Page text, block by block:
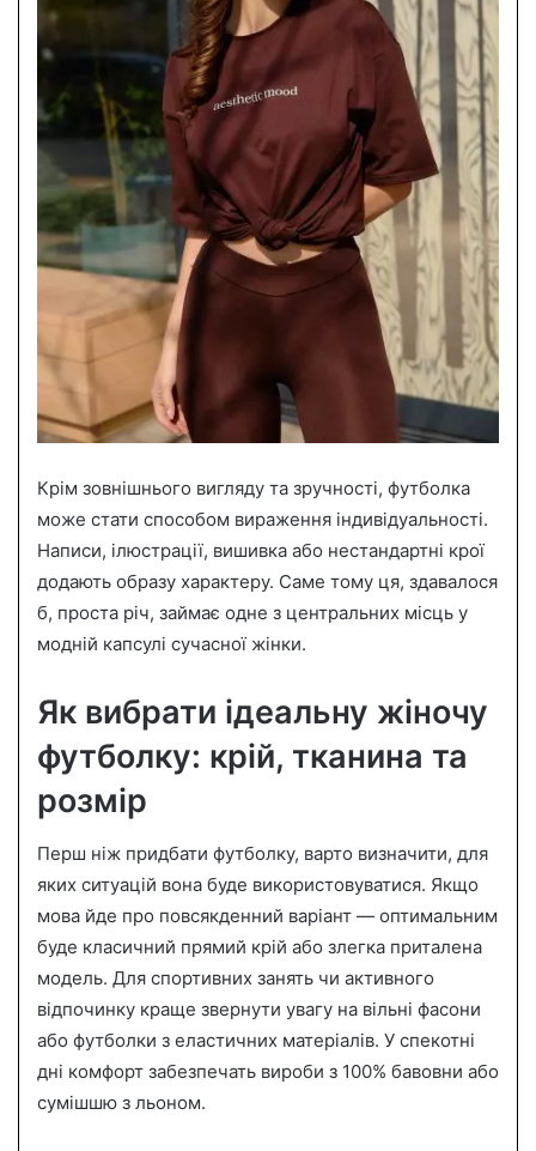
Крім зовнішнього вигляду та зручності, футболка
може стати способом вираження індивідуальності.
Написи, ілюстрації, вишивка або нестандартні крої
додають образу характеру. Саме тому ця, здавалося
б, проста річ, займає одне з центральних місць у
модній капсулі сучасної жінки.
Як вибрати ідеальну жіночу
футболку: крій, тканина та
розмір
Перш ніж придбати футболку, варто визначити, для
яких ситуацій вона буде використовуватися. Якщо
мова йде про повсякденний варіант — оптимальним
буде класичний прямий крій або злегка приталена
модель. Для спортивних занять чи активного
відпочинку краще звернути увагу на вільні фасони
або футболки з еластичних матеріалів. У спекотні
дні комфорт забезпечать вироби з 100% бавовни або
сумішшю з льоном.